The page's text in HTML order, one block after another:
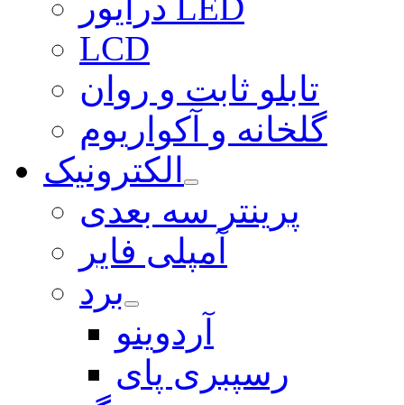
درایور LED
LCD
تابلو ثابت و روان
گلخانه و آکواریوم
الکترونیک
پرینتر سه بعدی
آمپلی فایر
برد
آردوینو
رسپبری پای